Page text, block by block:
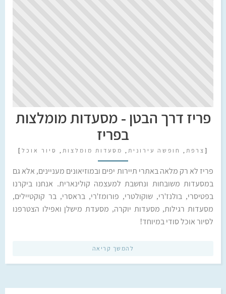
פריז דרך הבטן - מסעדות מומלצות
בפריז
[ צרפת , חופשה עירונית , מסעדות מומלצות , סיור אוכל ]
פריז לא רק מלאה באתרי תיירות יפים ובמוזיאונים מעניינים, אלא גם
במסעדות משובחות ונחשבת למעצמה קולינארית. אנחנו ביקרנו
בפטיסרי, בולנז'רי, שוקולטרי, פורומז'רי, בראסרי, בר קוקטיילים,
מסעדות רגילות, מסעדות יוקרה, מסעדת מישלן ואפילו הצטרפנו
לסיור אוכל סודי במיוחד!
להמשך קריאה